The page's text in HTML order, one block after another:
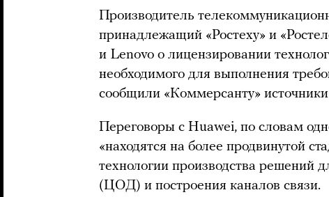
Производитель
принадлежащий «Ростеху» и
и Lenovo о лицензировании
необходимого для выполнения
сообщили «Коммерсанту»
Переговоры с Huawei, по словам
«находятся на более продвинутой
технологии производства решений
(ЦОД) и построения каналов связи.